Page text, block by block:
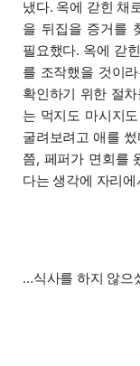
냈다. 옥에 갇힌 채
을 뒤집을 증거를
필요했다. 옥에 갇
를 조작했을 것이
확인하기 위한 절
는 먹지도 마시지
굴려보려고 애를
쯤, 페퍼가 면회를
다는 생각에 자리
…식사를 하지 않으